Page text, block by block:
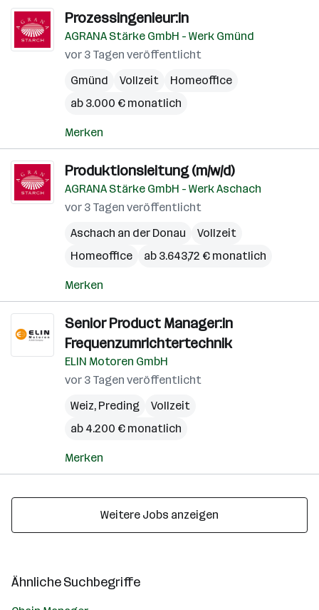
Prozessingenieur:in
AGRANA Stärke GmbH - Werk Gmünd
vor 3 Tagen veröffentlicht
Gmünd
Vollzeit
Homeoffice
ab 3.000 € monatlich
Merken
Produktionsleitung (m/w/d)
AGRANA Stärke GmbH - Werk Aschach
vor 3 Tagen veröffentlicht
Aschach an der Donau
Vollzeit
Homeoffice
ab 3.643,72 € monatlich
Merken
Senior Product Manager:in
Frequenzumrichtertechnik
ELIN Motoren GmbH
vor 3 Tagen veröffentlicht
Weiz, Preding
Vollzeit
ab 4.200 € monatlich
Merken
Weitere Jobs anzeigen
Ähnliche Suchbegriffe